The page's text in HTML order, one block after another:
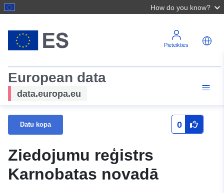
How do you know?
Pieteikties
European data
data.europa.eu
Datu kopa 0
Ziedojumu reģistrs
Karnobatas novadā